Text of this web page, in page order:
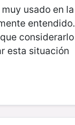
usado en la
entendido.
considerarlo
esta situación